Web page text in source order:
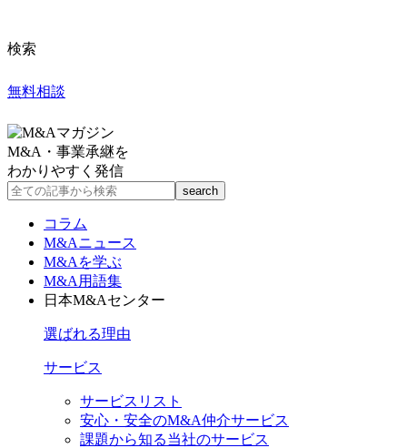
検索
無料相談
M&A・事業承継を
わかりやすく発信
コラム
M&Aニュース
M&Aを学ぶ
M&A用語集
日本M&Aセンター
選ばれる理由
サービス
サービスリスト
安心・安全のM&A仲介サービス
課題から知る当社のサービス